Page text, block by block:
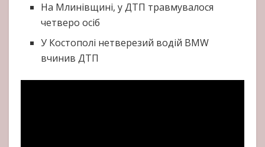
На Млинівщині, у ДТП травмувалося
четверо осіб
У Костополі нетверезий водій BMW
вчинив ДТП